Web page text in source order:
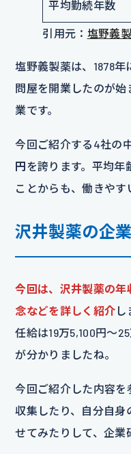
平均勤続年数
引用元： 塩野義
塩野義製薬は、1878
問屋を開業したのが
業です。
今回ご紹介する4社の
円を誇ります。平均年
ことからも、働きやす
沢井製薬の企
今回は、沢井製薬の
念などを詳しく紹介 し
任給は19万5,100円～
が分かりましたね。
今回ご紹介した内容を
収集したり、自分自身
せてみたりして、企業